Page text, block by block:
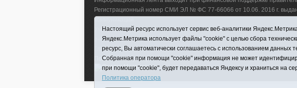
Регистрационный номер СМИ ЭЛ № ФС 77-66066 от 10.06. 2016 г.
коммуникаций.
Учредитель (соучредители) Автономная некоммерческая
р-н, с. Викулово, ул. Ленина, д. 5).
Главный редактор Антюхова Светлана Владимировна. Адрес
Политика оператора|RSS
Настоящий ресурс использует сервис веб-аналитики
Яндекс.Метрика использует файлы "cookie" с целью сбора
ресурс, Вы автоматически соглашаетесь с использованием данных
Собранная при помощи "cookie" информация не может
при помощи "cookie", будет передаваться Яндексу и храниться на
Политика оператора